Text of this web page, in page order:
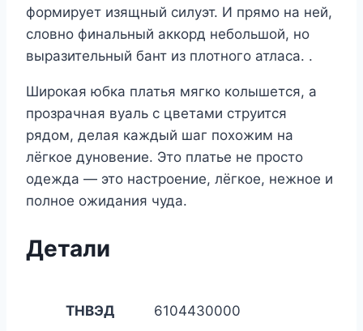
формирует изящный силуэт. И прямо на ней,
словно финальный аккорд небольшой, но
выразительный бант из плотного атласа. .
Широкая юбка платья мягко колышется, а
прозрачная вуаль с цветами струится
рядом, делая каждый шаг похожим на
лёгкое дуновение. Это платье не просто
одежда — это настроение, лёгкое, нежное и
полное ожидания чуда.
Детали
ТНВЭД 6104430000